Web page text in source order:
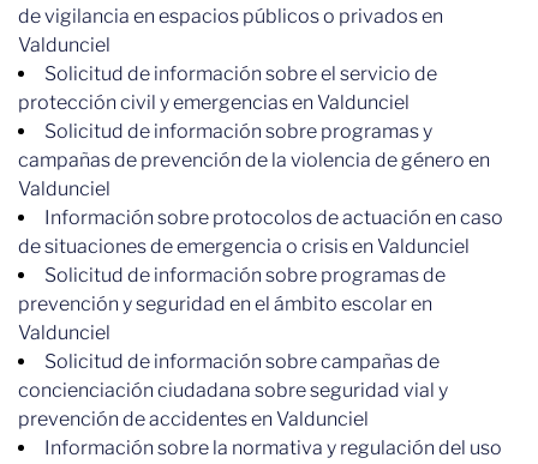
de vigilancia en espacios públicos o privados en
Valdunciel
Solicitud de información sobre el servicio de
protección civil y emergencias en Valdunciel
Solicitud de información sobre programas y
campañas de prevención de la violencia de género en
Valdunciel
Información sobre protocolos de actuación en caso
de situaciones de emergencia o crisis en Valdunciel
Solicitud de información sobre programas de
prevención y seguridad en el ámbito escolar en
Valdunciel
Solicitud de información sobre campañas de
concienciación ciudadana sobre seguridad vial y
prevención de accidentes en Valdunciel
Información sobre la normativa y regulación del uso